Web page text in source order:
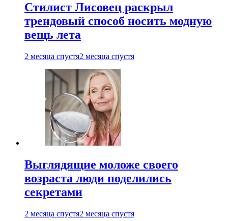
Стилист Лисовец раскрыл
трендовый способ носить модную
вещь лета
2 месяца спустя2 месяца спустя
Выглядящие моложе своего
возраста люди поделились
секретами
2 месяца спустя2 месяца спустя